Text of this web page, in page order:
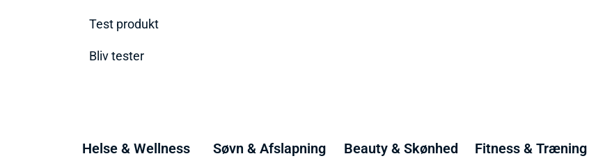
Test produkt
Bliv tester
Helse & Wellness Søvn & Afslapning Beauty & Skønhed Fitness & Træning